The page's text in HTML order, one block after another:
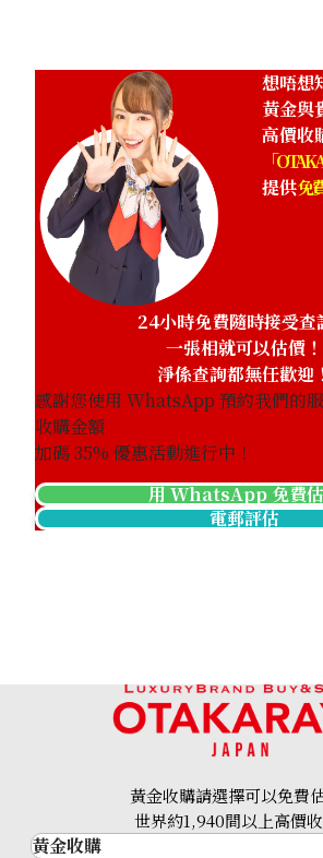
想唔想
黃金與
高價收
「
提供免
24小時免費隨時接受查
一張相就可以估價！
淨係查詢都無任歡迎
感謝您使用 WhatsApp 預約我們的服
收購金額
加碼35% 優惠活動進行中！
用 WhatsApp 免費
電郵評估
黃金收購請選擇可以免費
世界約1,940間以上高價
黃金收購